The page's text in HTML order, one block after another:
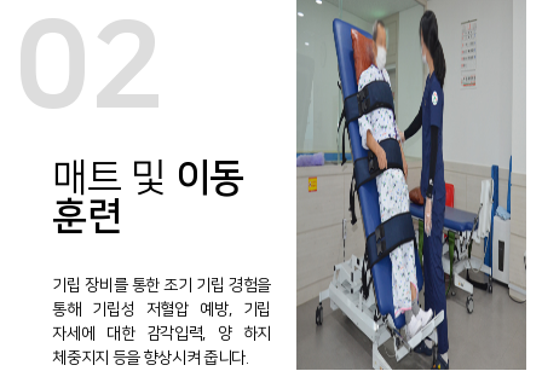
02
매트 및 이동
훈련
기립 장비를 통한 조기 기립 경험을
통해 기립성 저혈압 예방, 기립
자세에 대한 감각입력, 양 하지
체중지지 등을 향상시켜 줍니다.